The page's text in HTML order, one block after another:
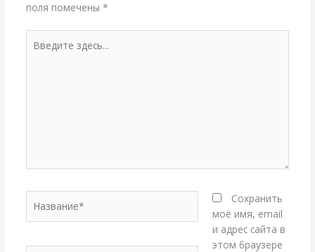
поля помечены *
здесь...
Сохранить
моё имя, email
и адрес сайта в
этом браузере